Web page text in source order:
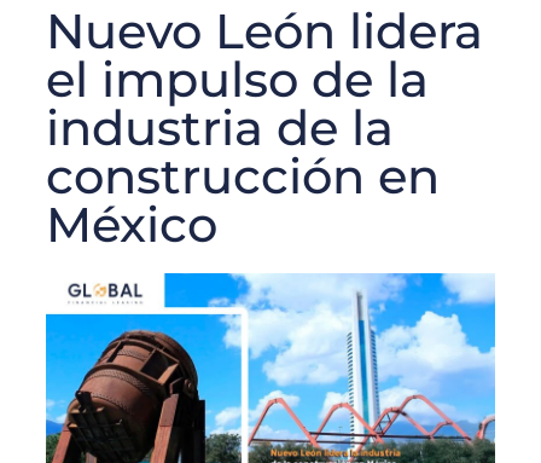
Nuevo León lidera
el impulso de la
industria de la
construcción en
México